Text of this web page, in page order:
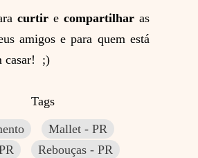
curtir e compartilhar as
amigos e para quem está
casar! ;)
Tags
Mallet - PR
Rebouças - PR